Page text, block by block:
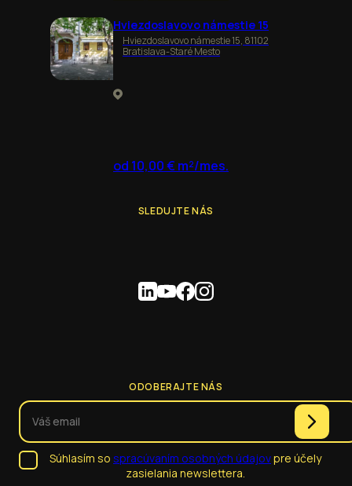
Hviezdoslavovo námestie 15
Hviezdoslavovo námestie 15, 81102
Bratislava-Staré Mesto
od 10,00 € m²/mes.
SLEDUJTE NÁS
ODOBERAJTE NÁS
Súhlasím so spracúvaním osobných údajovpre účely
zasielania newslettera.